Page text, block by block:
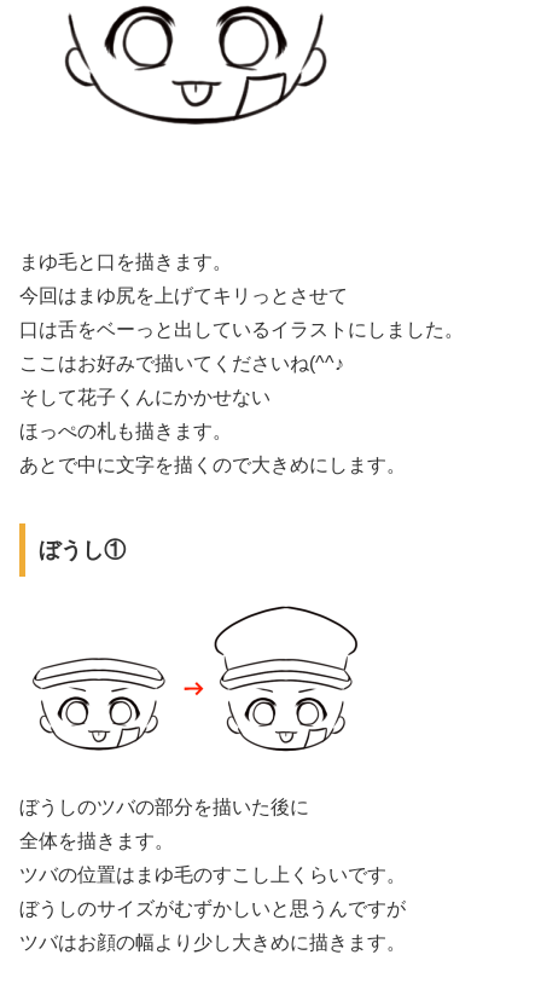
まゆ毛と口を描きます。
今回はまゆ尻を上げてキリっとさせて
口は舌をベーっと出しているイラストにしました。
ここはお好みで描いてくださいね(^^♪
そして花子くんにかかせない
ほっぺの札も描きます。
あとで中に文字を描くので大きめにします。
ぼうし①
ぼうしのツバの部分を描いた後に
全体を描きます。
ツバの位置はまゆ毛のすこし上くらいです。
ぼうしのサイズがむずかしいと思うんですが
ツバはお顔の幅より少し大きめに描きます。